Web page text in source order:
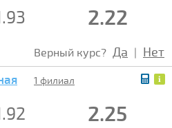
2.22
Верный курс? Да | Нет
1 филиал
2.25